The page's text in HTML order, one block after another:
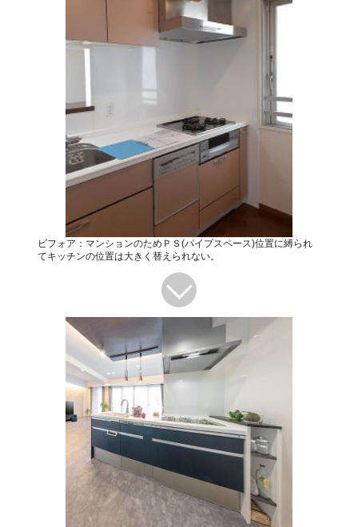
ビフォア：マンションのためＰＳ(パイプスペース)位置に縛られ
てキッチンの位置は大きく替えられない。